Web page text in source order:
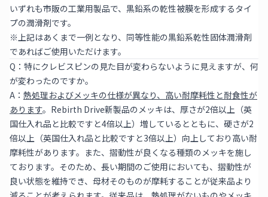
いずれも市販の工業用製品で、黒鉛系の乾性被膜を形成するタイ
プの潤滑剤です。
※上記はあくまで一例となり、同等性能の黒鉛系乾性固体潤滑剤
であればご使用いただけます。
Q：特にクレビスピンの見た目が変わらないように見えますが、何
が変わったのですか。
A： 熱処理およびメッキの仕様が異なり、高い耐摩耗性と耐食性が
あります。Rebirth Drive新製品のメッキは、厚さが2倍以上（英
国仕入れ品と比較ですと4倍以上）増しているとともに、硬さが2
倍以上（英国仕入れ品と比較ですと3倍以上）向上しており高い耐
摩耗性があります。また、摺動性が良くなる種類のメッキを施し
ております。そのため、長い期間のご使用においても、摺動性が
良い状態を維持でき、母材そのものが摩耗することが従来品より